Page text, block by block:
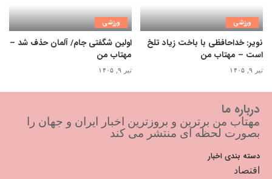
ورزشی
نویر: خداحافظی با باخت زیاد تلخ
است – مهتاب من
تیر ۹, ۱۴۰۵
ورزشی
اولین شگفتی جام/ آلمان حذف شد –
مهتاب من
تیر ۹, ۱۴۰۵
درباره ما
مهتاب من برترین و بروزترین اخبار ایران و جهان را
بصورت لحظه ای منتشر می کند
دسته بندی اخبار
اقتصاد